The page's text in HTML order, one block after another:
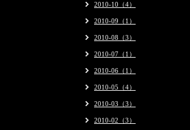
2010-10（4）
2010-09（1）
2010-08（3）
2010-07（1）
2010-06（1）
2010-05（4）
2010-03（3）
2010-02（3）